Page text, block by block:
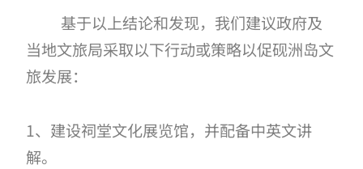
基于以上结论和发现，我们建议政府及
当地文旅局采取以下行动或策略以促砚洲岛文
旅发展：
1、建设祠堂文化展览馆，并配备中英文讲
解。